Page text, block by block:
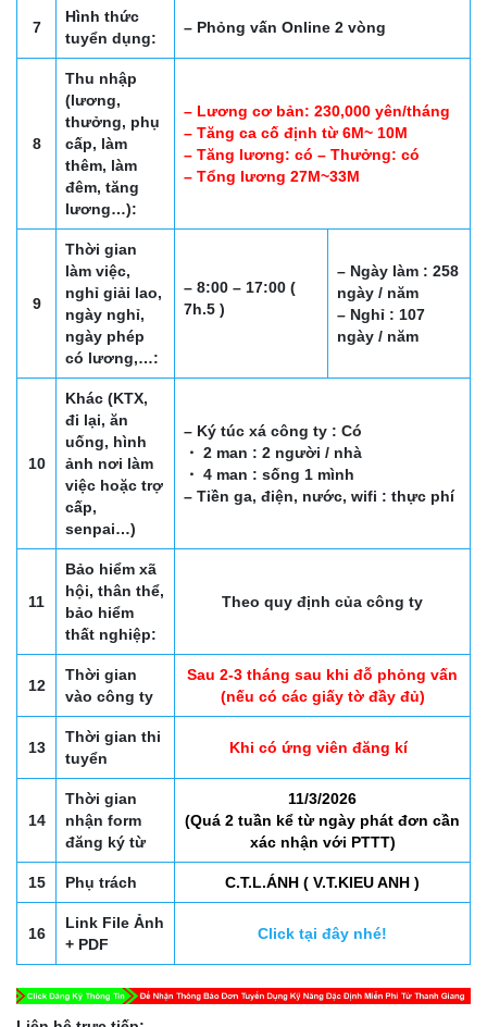
7
Hình thức
tuyển dụng:
– Phỏng vấn Online 2 vòng
8
Thu nhập
(lương,
thưởng, phụ
cấp, làm
thêm, làm
đêm, tăng
lương…):
– Lương cơ bản: 230,000 yên/tháng
– Tăng ca cố định từ 6M~ 10M
– Tăng lương: có – Thưởng: có
– Tổng lương 27M~33M
9
Thời gian
làm việc,
nghỉ giải lao,
ngày nghỉ,
ngày phép
có lương,…:
– 8:00 – 17:00 (
7h.5 )
– Ngày làm : 258
ngày / năm
– Nghỉ : 107
ngày / năm
10
Khác (KTX,
đi lại, ăn
uống, hình
ảnh nơi làm
việc hoặc trợ
cấp,
senpai…)
– Ký túc xá công ty : Có
・ 2 man : 2 người / nhà
・ 4 man : sống 1 mình
– Tiền ga, điện, nước, wifi : thực phí
11
Bảo hiểm xã
hội, thân thể,
bảo hiểm
thất nghiệp:
Theo quy định của công ty
12
Thời gian
vào công ty
Sau 2-3 tháng sau khi đỗ phỏng vấn
(nếu có các giấy tờ đầy đủ)
13
Thời gian thi
tuyển
Khi có ứng viên đăng kí
14
Thời gian
nhận form
đăng ký từ
11/3/2026
(Quá 2 tuần kể từ ngày phát đơn cần
xác nhận với PTTT)
15 Phụ trách C.T.L.ÁNH ( V.T.KIEU ANH )
16
Link File Ảnh
+ PDF
Click tại đây nhé!